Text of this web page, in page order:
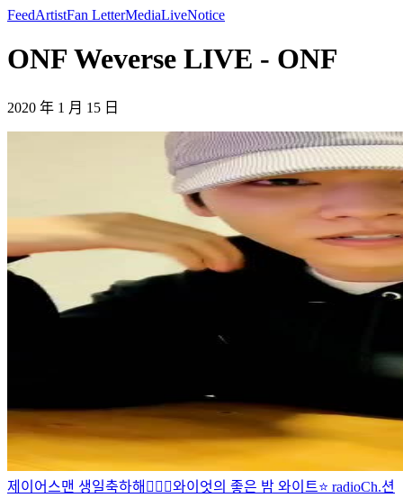
FeedArtistFan LetterMediaLiveNotice
ONF Weverse LIVE - ONF
2020 年 1 月 15 日
제이어스맨 생일축하해👨‍❤️‍👨와이엇의 좋은 밤 와이트⭐️ radioCh.션